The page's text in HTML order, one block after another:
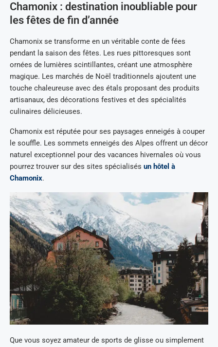
Chamonix : destination inoubliable pour
les fêtes de fin d’année
Chamonix se transforme en un véritable conte de fées
pendant la saison des fêtes. Les rues pittoresques sont
ornées de lumières scintillantes, créant une atmosphère
magique. Les marchés de Noël traditionnels ajoutent une
touche chaleureuse avec des étals proposant des produits
artisanaux, des décorations festives et des spécialités
culinaires délicieuses.
Chamonix est réputée pour ses paysages enneigés à couper
le souffle. Les sommets enneigés des Alpes offrent un décor
naturel exceptionnel pour des vacances hivernales où vous
pourrez trouver sur des sites spécialisés un hôtel à
Chamonix.
Que vous soyez amateur de sports de glisse ou simplement